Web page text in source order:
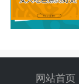
网站首页